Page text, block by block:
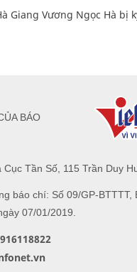
Giang Vương Ngọc Hà bị
Tần Số, 115 Trần Duy
báo chí: Số 09/GP-BTTTT,
07/01/2019.
BÁO